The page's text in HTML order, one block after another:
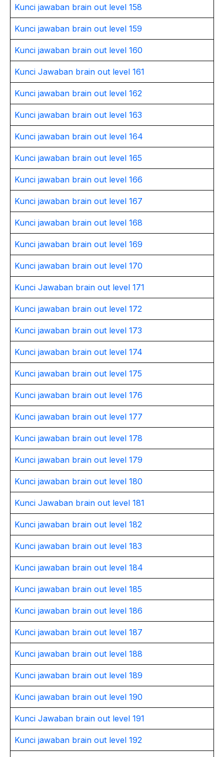
Kunci jawaban brain out level 158
Kunci jawaban brain out level 159
Kunci jawaban brain out level 160
Kunci Jawaban brain out level 161
Kunci jawaban brain out level 162
Kunci jawaban brain out level 163
Kunci jawaban brain out level 164
Kunci jawaban brain out level 165
Kunci jawaban brain out level 166
Kunci jawaban brain out level 167
Kunci jawaban brain out level 168
Kunci jawaban brain out level 169
Kunci jawaban brain out level 170
Kunci Jawaban brain out level 171
Kunci jawaban brain out level 172
Kunci jawaban brain out level 173
Kunci jawaban brain out level 174
Kunci jawaban brain out level 175
Kunci jawaban brain out level 176
Kunci jawaban brain out level 177
Kunci jawaban brain out level 178
Kunci jawaban brain out level 179
Kunci jawaban brain out level 180
Kunci Jawaban brain out level 181
Kunci jawaban brain out level 182
Kunci jawaban brain out level 183
Kunci jawaban brain out level 184
Kunci jawaban brain out level 185
Kunci jawaban brain out level 186
Kunci jawaban brain out level 187
Kunci jawaban brain out level 188
Kunci jawaban brain out level 189
Kunci jawaban brain out level 190
Kunci Jawaban brain out level 191
Kunci jawaban brain out level 192